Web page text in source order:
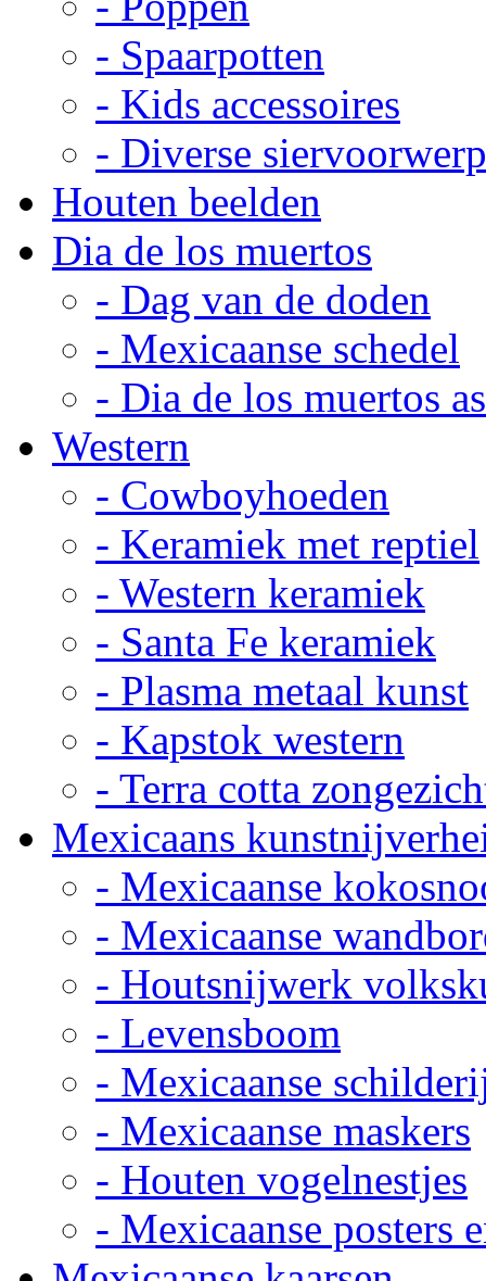
- Spaarpotten
- Kids accessoires
- Diverse
Houten beelden
Dia de los muertos
- Dag van de doden
- Mexicaanse schedel
- Dia de los muertos
Western
- Cowboyhoeden
- Keramiek met reptiel
- Western keramiek
- Santa Fe keramiek
- Plasma metaal kunst
- Kapstok western
- Terra cotta
Mexicaans
- Mexicaanse
- Mexicaanse
- Houtsnijwerk
- Levensboom
- Mexicaanse
- Mexicaanse maskers
- Houten vogelnestjes
- Mexicaanse posters